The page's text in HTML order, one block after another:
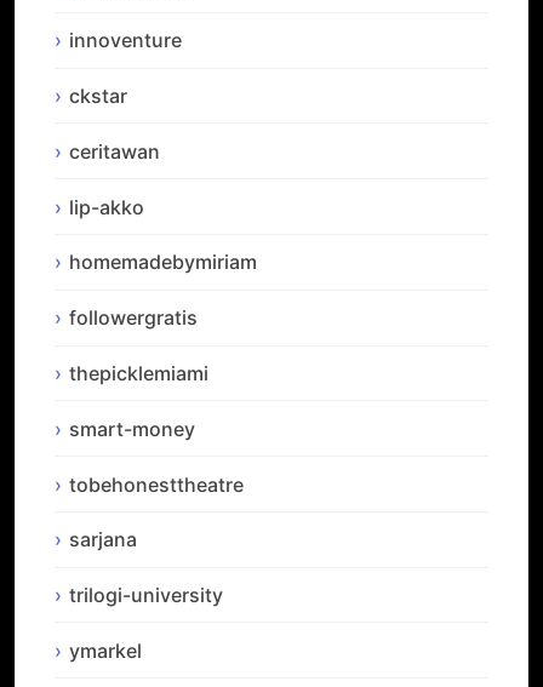
innoventure
ckstar
ceritawan
lip-akko
homemadebymiriam
followergratis
thepicklemiami
smart-money
tobehonesttheatre
sarjana
trilogi-university
ymarkel